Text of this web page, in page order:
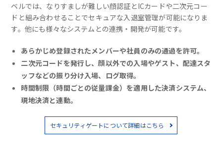
ベルでは、なりすましが難しい顔認証とICカードや二次元コー
ドと組み合わせることでセキュアな入退室管理が可能になりま
す。他にも様々なシステムとの連携・開発が可能です。
あらかじめ登録されたメンバーや社員のみの通過を許可。
二次元コードを発行し、顔以外での入場やゲスト、配達スタ
ッフなどの振り分け入場、ログ取得。
時間制限（時間ごとの従量課金）を適用した決済システム、
現地決済と連動。
セキュリティゲートについて詳細はこちら